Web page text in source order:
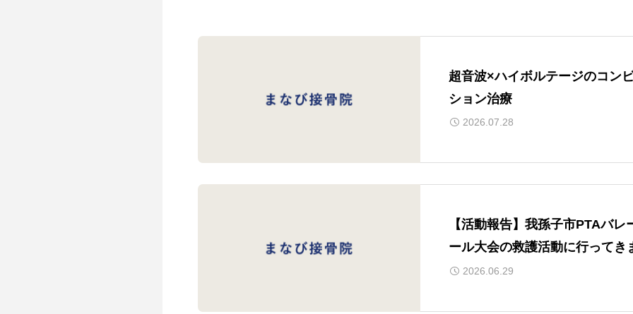
超音波×ハイボルテージのコン
ション治療
2026.07.28
【活動報告】我孫子市PTAバレ
ール大会の救護活動に行ってき
た！2026.06.29